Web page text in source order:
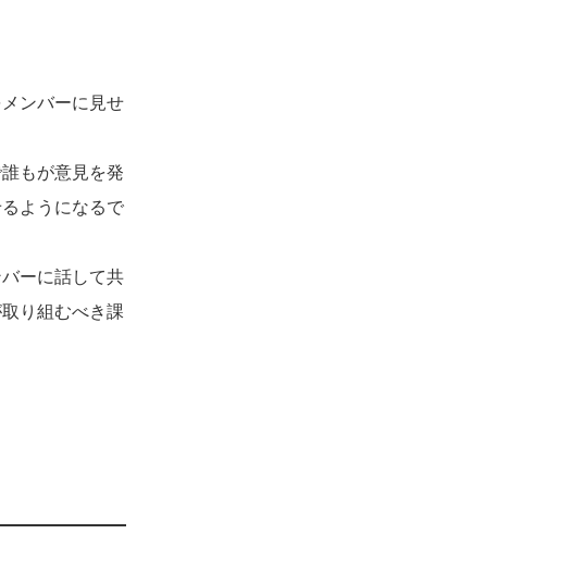
ンバーに見せ
もが意見を発
ようになるで
ーに話して共
り組むべき課